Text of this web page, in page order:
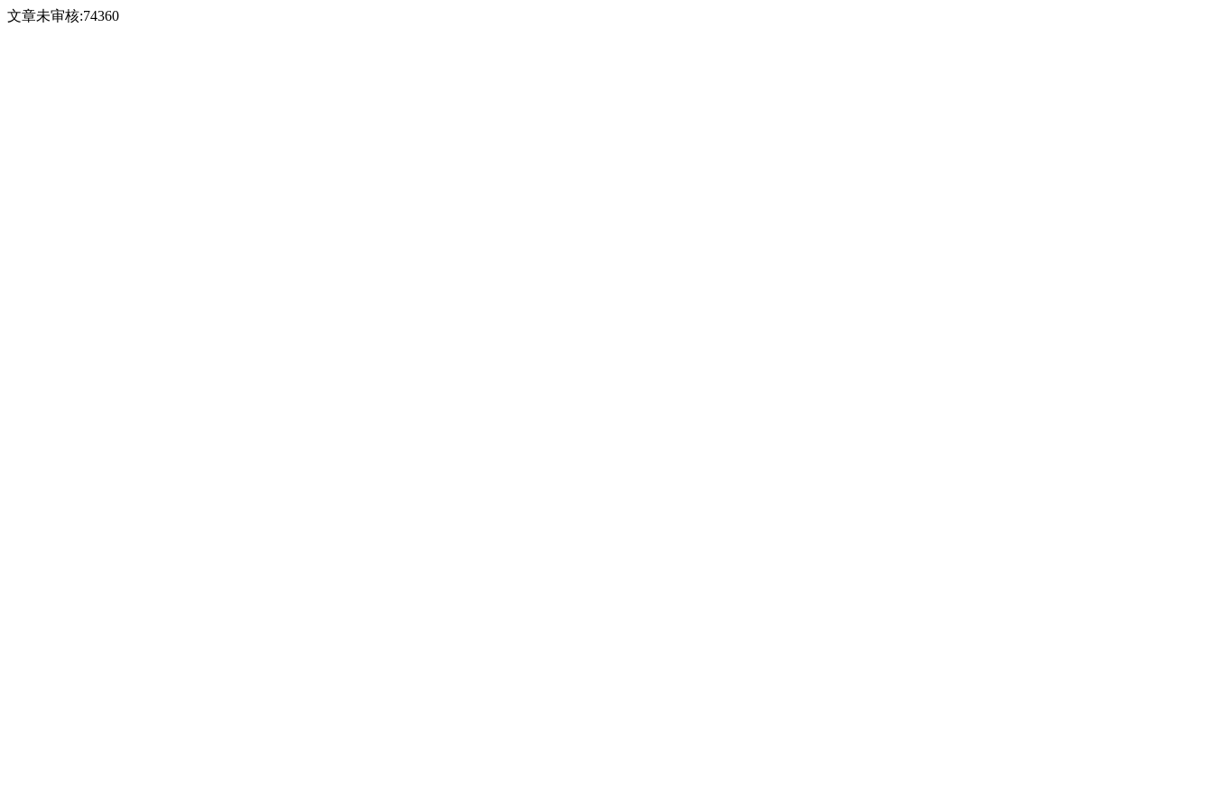
文章未审核:74360